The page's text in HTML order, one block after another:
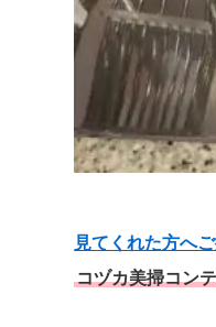
見てくれた方へ
コヅカ美掃コン